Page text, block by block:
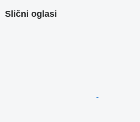
Slični oglasi